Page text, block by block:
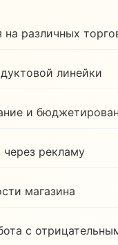
на различных
линейки
и
рекламу
магазина
с